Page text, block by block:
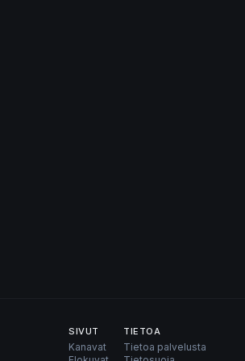
SIVUT
Kanavat
TIETOA
Tietoa palvelusta